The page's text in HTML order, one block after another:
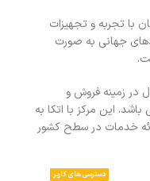
با تجربه و تجهیزات
جهانی به صورت
در زمینه فروش و
این مرکز با اتکا به
خدمات در سطح کشور
دسترسی های کاربر